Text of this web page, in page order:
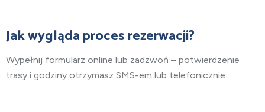
Jak wygląda proces rezerwacji?
Wypełnij formularz online lub zadzwoń – potwierdzenie
trasy i godziny otrzymasz SMS-em lub telefonicznie.